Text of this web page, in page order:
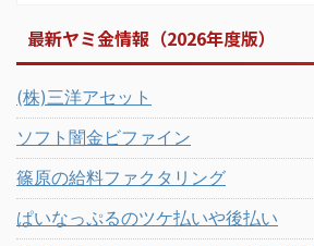
最新ヤミ金情報（2026年度版）
(株)三洋アセット
ソフト闇金ビファイン
篠原の給料ファクタリング
ぱいなっぷるのツケ払いや後払い